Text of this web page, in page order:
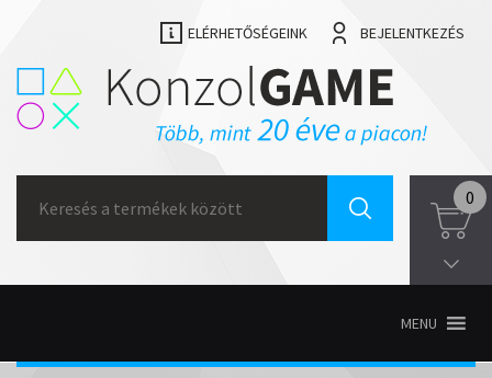
ELÉRHETŐSÉGEINK BEJELENTKEZÉS
for:
0
MENU